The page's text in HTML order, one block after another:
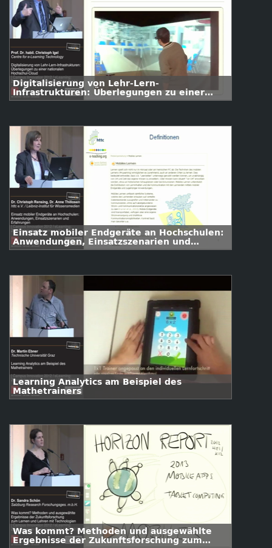
Digitalisierung von Lehr-Lern-
Infrastrukturen: Überlegungen zu einer
nationalen Hochschul-Cloud
Einsatz mobiler Endgeräte an Hochschulen:
Anwendungen, Einsatzszenarien und
Erfahrungen
Learning Analytics am Beispiel des
Mathetrainers
Was kommt? Methoden und ausgewählte
Ergebnisse der Zukunftsforschung zum